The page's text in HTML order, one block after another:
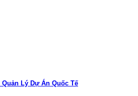
Lý Dự Án Quốc Tế